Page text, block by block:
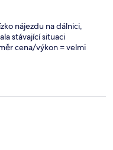
nájezdu na dálnici,
stávající situaci
cena/výkon = velmi